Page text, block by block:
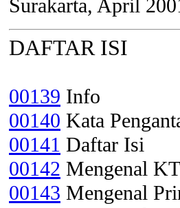
Surakarta, April
DAFTAR ISI
00139 Info
00140 Kata
00141 Daftar Isi
00142 Mengenal
00143 Mengenal